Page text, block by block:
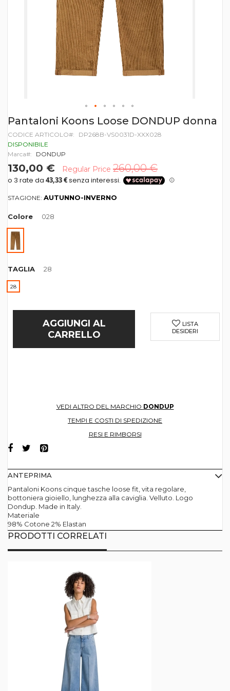
Vai
all'inizio
della
galleria
di
Pantaloni Koons Loose DONDUP donna
CODICE ARTICOLO
DP268B-VS0031D-XXX028
DISPONIBILE
Marca
DONDUP
130,00 € Regular Price 260,00 €
STAGIONE: AUTUNNO-INVERNO
Colore 028
TAGLIA 28
28
AGGIUNGI AL
CARRELLO
LISTA
DESIDERI
VEDI ALTRO DEL MARCHIO DONDUP
TEMPI E COSTI DI SPEDIZIONE
RESI E RIMBORSI
ANTEPRIMA
Pantaloni Koons cinque tasche loose fit, vita regolare,
bottoniera gioiello, lunghezza alla caviglia. Velluto. Logo
Dondup. Made in Italy.
Materiale
98% Cotone 2% Elastan
PRODOTTI CORRELATI